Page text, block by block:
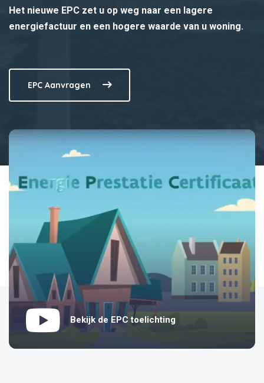
Het nieuwe EPC zet u op weg naar een lagere
energiefactuur en een hogere waarde van u woning.
EPC Aanvragen
Bekijk de EPC toelichting